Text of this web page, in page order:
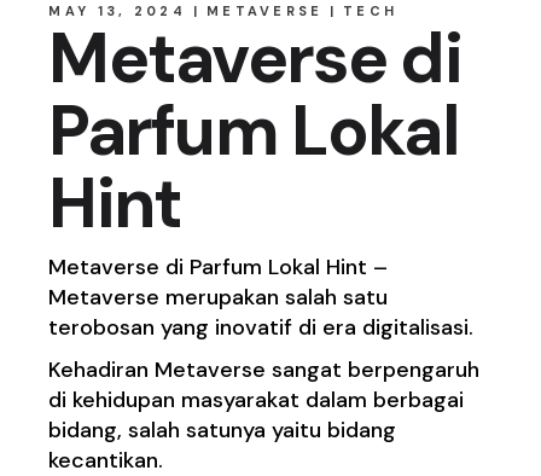
MAY 13, 2024 METAVERSE TECH
Metaverse di
Parfum Lokal
Hint
Metaverse di Parfum Lokal Hint –
Metaverse merupakan salah satu
terobosan yang inovatif di era digitalisasi.
Kehadiran Metaverse sangat berpengaruh
di kehidupan masyarakat dalam berbagai
bidang, salah satunya yaitu bidang
kecantikan.